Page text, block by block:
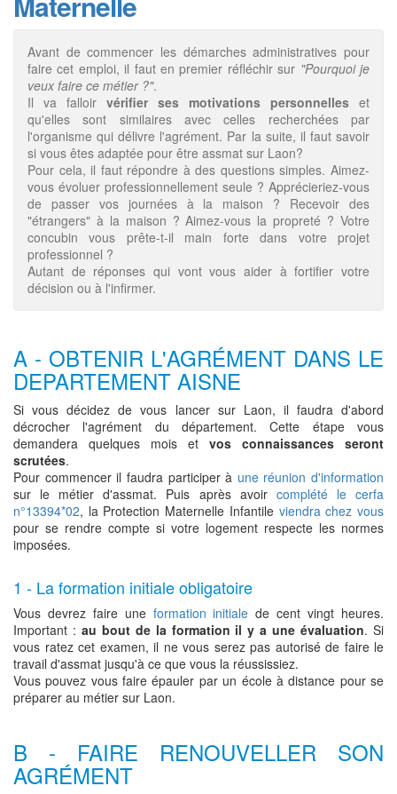
Avant de commencer les démarches administratives pour
faire cet emploi, il faut en premier réfléchir sur "Pourquoi je
veux faire ce métier ?".
Il va falloir vérifier ses motivations personnelles et
qu'elles sont similaires avec celles recherchées par
l'organisme qui délivre l'agrément. Par la suite, il faut savoir
si vous êtes adaptée pour être assmat sur Laon?
Pour cela, il faut répondre à des questions simples. Aimez-
vous évoluer professionnellement seule ? Apprécieriez-vous
de passer vos journées à la maison ? Recevoir des
"étrangers" à la maison ? Aimez-vous la propreté ? Votre
concubin vous prête-t-il main forte dans votre projet
professionnel ?
Autant de réponses qui vont vous aider à fortifier votre
décision ou à l'infirmer.
A - OBTENIR L'AGRÉMENT DANS LE
DEPARTEMENT AISNE
Si vous décidez de vous lancer sur Laon, il faudra d'abord
décrocher l'agrément du département. Cette étape vous
demandera quelques mois et vos connaissances seront
scrutées.
Pour commencer il faudra participer à une réunion d'information
sur le métier d'assmat. Puis après avoir complété le cerfa
n°13394*02, la Protection Maternelle Infantile viendra chez vous
pour se rendre compte si votre logement respecte les normes
imposées.
1 - La formation initiale obligatoire
Vous devrez faire une formation initiale de cent vingt heures.
Important : au bout de la formation il y a une évaluation. Si
vous ratez cet examen, il ne vous serez pas autorisé de faire le
travail d'assmat jusqu'à ce que vous la réussissiez.
Vous pouvez vous faire épauler par un école à distance pour se
préparer au métier sur Laon.
B - FAIRE RENOUVELLER SON
AGRÉMENT